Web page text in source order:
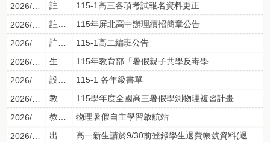
2026/08/04
註冊組
115-1高三各項考試報名資料更正
2026/07/28
註冊組
115年屏北高中辦理續招簡章公告
2026/07/21
註冊組
115-1高二編班公告
2026/07/08
生輔組
115年教育部「暑假親子共學反毒學習單」
2026/05/05
設備組
115-1 各年級書單
2026/08/07
教學組
115學年度全國高三暑假學測物理複習計畫
2026/08/06
教學組
物理暑假自主學習啟航站
2026/08/03
出納組
高一新生請於9/30前登錄學生退費帳號資料(退費系統)